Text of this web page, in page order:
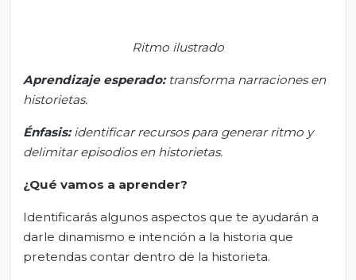
Ritmo ilustrado
Aprendizaje esperado: transforma narraciones en
historietas.
Énfasis:identificar recursos para generar ritmo y
delimitar episodios en historietas.
¿Qué vamos a aprender?
Identificarás algunos aspectos que te ayudarán a
darle dinamismo e intención a la historia que
pretendas contar dentro de la historieta.